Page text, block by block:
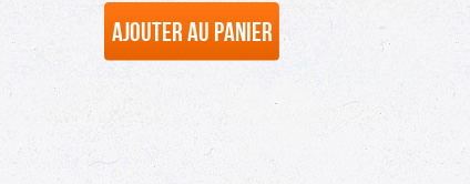
Ajouter au panier